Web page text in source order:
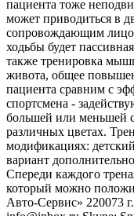
пациента тоже
может приводиться в
сопровождающим
ходьбы будет
также тренировка
живота, общее
пациента сравним с
спортсмена -
большей или меньшей
различных цветах.
модификациях:
вариант
Спереди каждого
который можно
Авто-Сервис» 220073